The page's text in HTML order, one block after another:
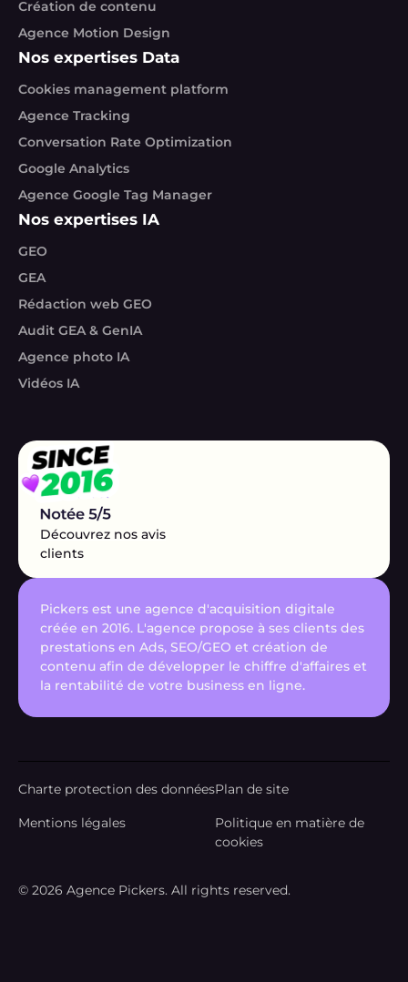
Création de contenu
Agence Motion Design
Nos expertises Data
Cookies management platform
Agence Tracking
Conversation Rate Optimization
Google Analytics
Agence Google Tag Manager
Nos expertises IA
GEO
GEA
Rédaction web GEO
Audit GEA & GenIA
Agence photo IA
Vidéos IA
Découvrez nos avis
clients
Pickers est une agence d'acquisition digitale
créée en 2016. L'agence propose à ses clients des
prestations en Ads, SEO/GEO et création de
contenu afin de développer le chiffre d'affaires et
la rentabilité de votre business en ligne.
© 2026 Agence Pickers. All rights reserved.
Charte protection des donnéesPlan de site
Mentions légales
Politique en matière de
cookies